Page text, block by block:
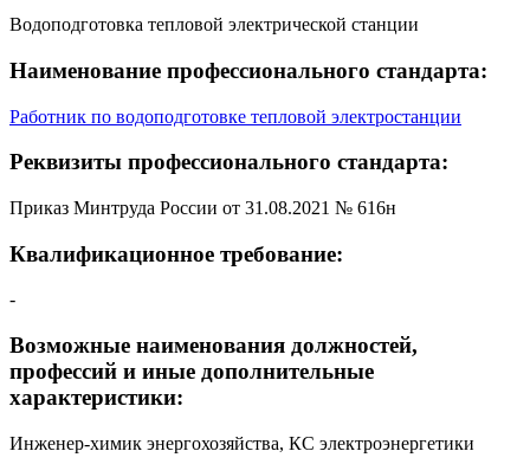
Водоподготовка тепловой электрической станции
Наименование профессионального стандарта:
Работник по водоподготовке тепловой электростанции
Реквизиты профессионального стандарта:
Приказ Минтруда России от 31.08.2021 № 616н
Квалификационное требование:
-
Возможные наименования должностей,
профессий и иные дополнительные
характеристики:
Инженер-химик энергохозяйства, КС электроэнергетики